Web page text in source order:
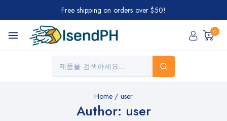
Free shipping on orders over $50!
0
Home / user
Author: user